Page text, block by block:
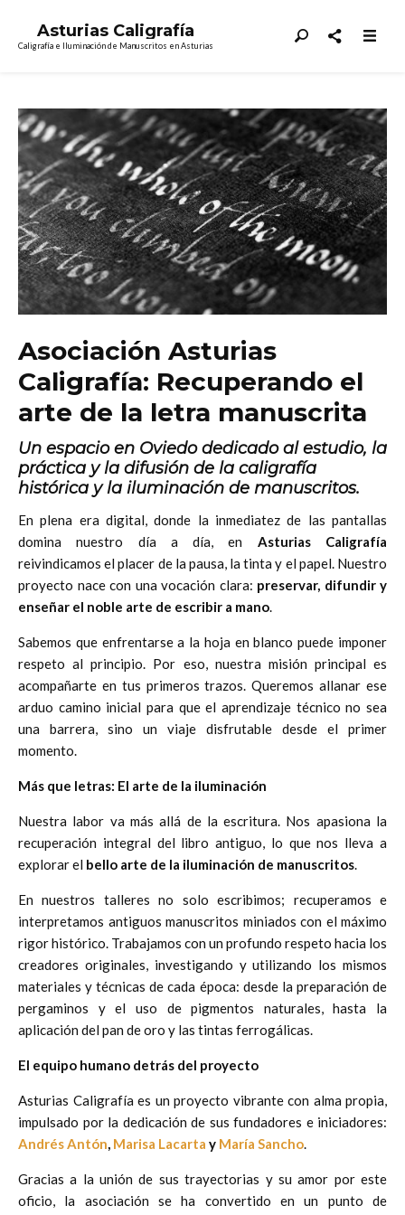
Asturias Caligrafía
Caligrafía e Iluminación de Manuscritos en Asturias
Asociación Asturias
Caligrafía: Recuperando el
arte de la letra manuscrita
Un espacio en Oviedo dedicado al estudio, la
práctica y la difusión de la caligrafía
histórica y la iluminación de manuscritos.
En plena era digital, donde la inmediatez de las pantallas
domina nuestro día a día, en Asturias Caligrafía
reivindicamos el placer de la pausa, la tinta y el papel. Nuestro
proyecto nace con una vocación clara: preservar, difundir y
enseñar el noble arte de escribir a mano.
Sabemos que enfrentarse a la hoja en blanco puede imponer
respeto al principio. Por eso, nuestra misión principal es
acompañarte en tus primeros trazos. Queremos allanar ese
arduo camino inicial para que el aprendizaje técnico no sea
una barrera, sino un viaje disfrutable desde el primer
momento.
Más que letras: El arte de la iluminación
Nuestra labor va más allá de la escritura. Nos apasiona la
recuperación integral del libro antiguo, lo que nos lleva a
explorar el bello arte de la iluminación de manuscritos.
En nuestros talleres no solo escribimos; recuperamos e
interpretamos antiguos manuscritos miniados con el máximo
rigor histórico. Trabajamos con un profundo respeto hacia los
creadores originales, investigando y utilizando los mismos
materiales y técnicas de cada época: desde la preparación de
pergaminos y el uso de pigmentos naturales, hasta la
aplicación del pan de oro y las tintas ferrogálicas.
El equipo humano detrás del proyecto
Asturias Caligrafía es un proyecto vibrante con alma propia,
impulsado por la dedicación de sus fundadores e iniciadores:
Andrés Antón, Marisa Lacarta y María Sancho.
Gracias a la unión de sus trayectorias y su amor por este
oficio, la asociación se ha convertido en un punto de